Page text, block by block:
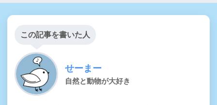
この記事を書いた人
せーまー
自然と動物が大好き